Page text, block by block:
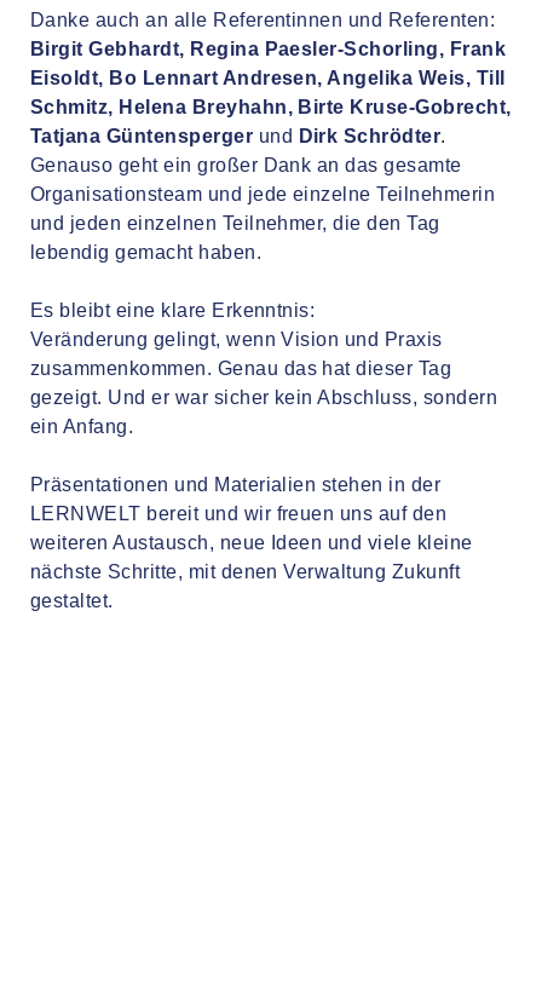
Danke auch an alle Referentinnen und Referenten:
Birgit Gebhardt, Regina Paesler-Schorling, Frank
Eisoldt, Bo Lennart Andresen, Angelika Weis, Till
Schmitz, Helena Breyhahn, Birte Kruse-Gobrecht,
Tatjana Güntensperger und Dirk Schrödter.
Genauso geht ein großer Dank an das gesamte
Organisationsteam und jede einzelne Teilnehmerin
und jeden einzelnen Teilnehmer, die den Tag
lebendig gemacht haben.
Es bleibt eine klare Erkenntnis:
Veränderung gelingt, wenn Vision und Praxis
zusammenkommen. Genau das hat dieser Tag
gezeigt. Und er war sicher kein Abschluss, sondern
ein Anfang.
Präsentationen und Materialien stehen in der
LERNWELT bereit und wir freuen uns auf den
weiteren Austausch, neue Ideen und viele kleine
nächste Schritte, mit denen Verwaltung Zukunft
gestaltet.